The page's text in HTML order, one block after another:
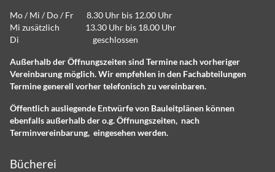
Mo / Mi / Do / Fr 8.30 Uhr bis 12.00 Uhr
Mi zusätzlich 13.30 Uhr bis 18.00 Uhr
Di geschlossen
Außerhalb der Öffnungszeiten sind Termine nach vorheriger
Vereinbarung möglich. Wir empfehlen in den Fachabteilungen
Termine generell vorher telefonisch zu vereinbaren.
Öffentlich ausliegende Entwürfe von Bauleitplänen können
ebenfalls außerhalb der o.g. Öffnungszeiten, nach
Terminvereinbarung, eingesehen werden.
Bücherei